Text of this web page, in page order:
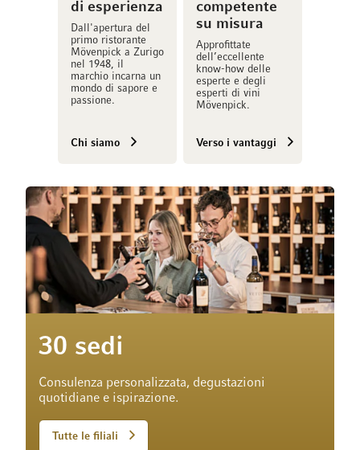
di esperienza
Dall'apertura del
primo ristorante
Mövenpick a Zurigo
nel 1948, il
marchio incarna un
mondo di sapore e
passione.
Chi siamo
competente
su misura
Approfittate
dell’eccellente
know-how delle
esperte e degli
esperti di vini
Mövenpick.
Verso i vantaggi
30 sedi
Consulenza personalizzata, degustazioni
quotidiane e ispirazione.
Tutte le filiali